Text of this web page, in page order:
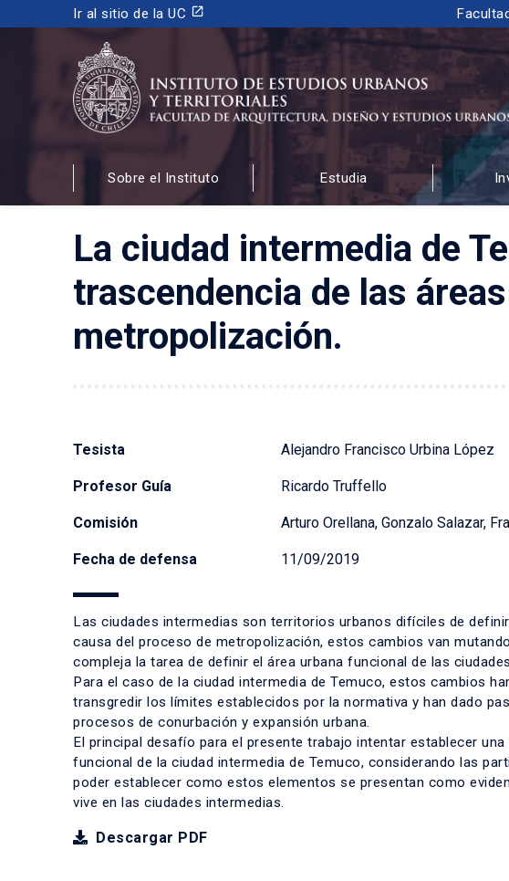
Ir al sitio de la UC launch
INSTITUTO DE ESTUDIOS URBANOS
Y TERRITORIALES
FACULTAD DE ARQUITECTURA, DISEÑO Y ESTUDIOS URBANOS
Sobre el Instituto Estudia
La ciudad intermedia de
trascendencia de las
metropolización.
Tesista Alejandro Francisco Urbina López
Profesor Guía Ricardo Truffello
Comisión Arturo Orellana, Gonzalo Salazar,
Fecha de defensa 11/09/2019
Las ciudades intermedias son territorios urbanos difíciles de
causa del proceso de metropolización, estos cambios van
compleja la tarea de definir el área urbana funcional de las
Para el caso de la ciudad intermedia de Temuco, estos cambios
transgredir los límites establecidos por la normativa y han dado
procesos de conurbación y expansión urbana.
El principal desafío para el presente trabajo intentar establecer
funcional de la ciudad intermedia de Temuco, considerando las
poder establecer como estos elementos se presentan como
vive en las ciudades intermedias.
Descargar PDF